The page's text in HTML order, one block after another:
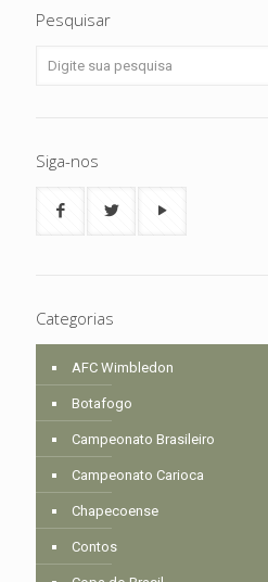
Pesquisar
Siga-nos
Categorias
AFC Wimbledon
Botafogo
Campeonato Brasileiro
Campeonato Carioca
Chapecoense
Contos